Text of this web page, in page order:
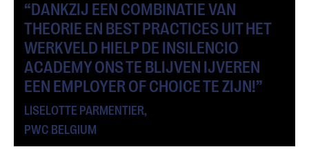
“DANKZIJ EEN COMBINATIE VAN
THEORIE EN BEST PRACTICES UIT HET
WERKVELD HIELP DE INSILENCIO
ACADEMY ONS TE BLIJVEN IJVEREN
EEN EMPLOYER OF CHOICE TE ZIJN!”
LISELOTTE PARMENTIER,
PWC BELGIUM